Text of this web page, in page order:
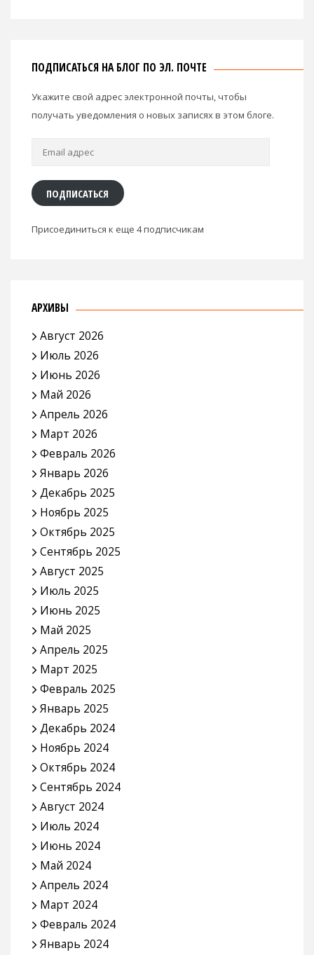
ПОДПИСАТЬСЯ НА БЛОГ ПО ЭЛ. ПОЧТЕ
Укажите свой адрес электронной почты, чтобы
получать уведомления о новых записях в этом блоге.
Email
ПОДПИСАТЬСЯ
Присоединиться к еще 4 подписчикам
АРХИВЫ
Август 2026
Июль 2026
Июнь 2026
Май 2026
Апрель 2026
Март 2026
Февраль 2026
Январь 2026
Декабрь 2025
Ноябрь 2025
Октябрь 2025
Сентябрь 2025
Август 2025
Июль 2025
Июнь 2025
Май 2025
Апрель 2025
Март 2025
Февраль 2025
Январь 2025
Декабрь 2024
Ноябрь 2024
Октябрь 2024
Сентябрь 2024
Август 2024
Июль 2024
Июнь 2024
Май 2024
Апрель 2024
Март 2024
Февраль 2024
Январь 2024